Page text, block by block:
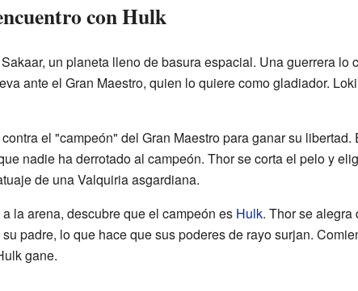
con Hulk
un planeta lleno de basura espacial. Una guerrera lo
ante el Gran Maestro, quien lo quiere como gladiador.
el "campeón" del Gran Maestro para ganar su
nadie ha derrotado al campeón. Thor se corta el pelo y
de una Valquiria asgardiana.
la arena, descubre que el campeón es Hulk. Thor se alegra
padre, lo que hace que sus poderes de rayo surjan.
gane.